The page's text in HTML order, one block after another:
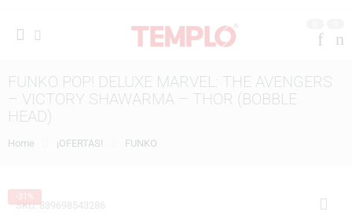
FUNKO POP! DELUXE MARVEL: THE AVENGERS
– VICTORY SHAWARMA – THOR (BOBBLE
HEAD)
Home ¡OFERTAS! FUNKO
-31%
SKU:889698543286